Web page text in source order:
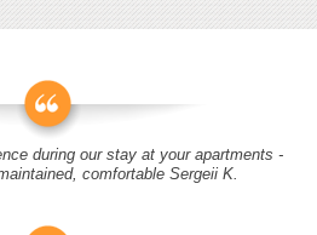
during our stay at your apartments -
comfortable Sergeii K.